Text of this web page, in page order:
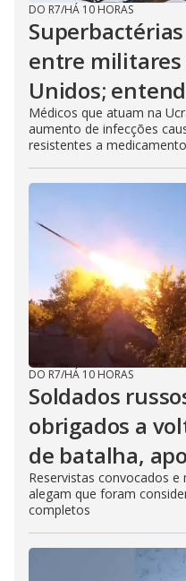
DO R7/HÁ 10 HORAS
entre militares
Unidos;
Médicos que atuam na
aumento de infecções
resistentes a
DO R7/HÁ 10 HORAS
Soldados
obrigados a
de batalha,
Reservistas convocados
alegam que foram
completos